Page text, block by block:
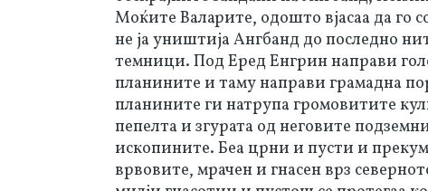
Моќите Валарите, одошто вјасаа да го
не ја уништија Ангбанд до последно
темници. Под Еред Енгрин направи
планините и таму направи грамадна
планините ги натрупа громовитите
пепелта и згурата од неговите
ископините. Беа црни и пусти и
врвовите, мрачен и гнасен врз